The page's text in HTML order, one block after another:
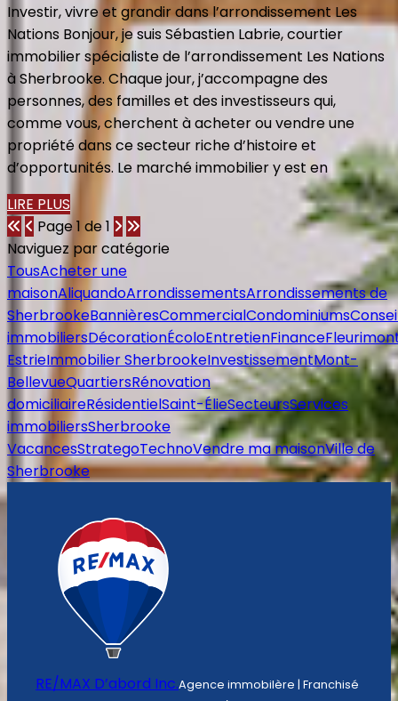
Investir, vivre et grandir dans l’arrondissement Les
Nations Bonjour, je suis Sébastien Labrie, courtier
immobilier spécialiste de l’arrondissement Les Nations
à Sherbrooke. Chaque jour, j’accompagne des
personnes, des familles et des investisseurs qui,
comme vous, cherchent à acheter ou vendre une
propriété dans ce secteur riche d’histoire et
d’opportunités. Le marché immobilier y est en
LIRE PLUS
Page 1 de 1
Naviguez par catégorie
TousAcheter une
maisonAliquandoArrondissementsArrondissements de
SherbrookeBannièresCommercialCondominiums
immobiliersDécorationÉcoloEntretienFinance
EstrieImmobilier SherbrookeInvestissementMont-
BellevueQuartiersRénovation
domiciliaireRésidentielSaint-ÉlieSecteursServices
immobiliersSherbrooke
VacancesStrategoTechnoVendre ma maisonVille de
Sherbrooke
RE/MAX D’abord Inc.Agence immobilère | Franchisé